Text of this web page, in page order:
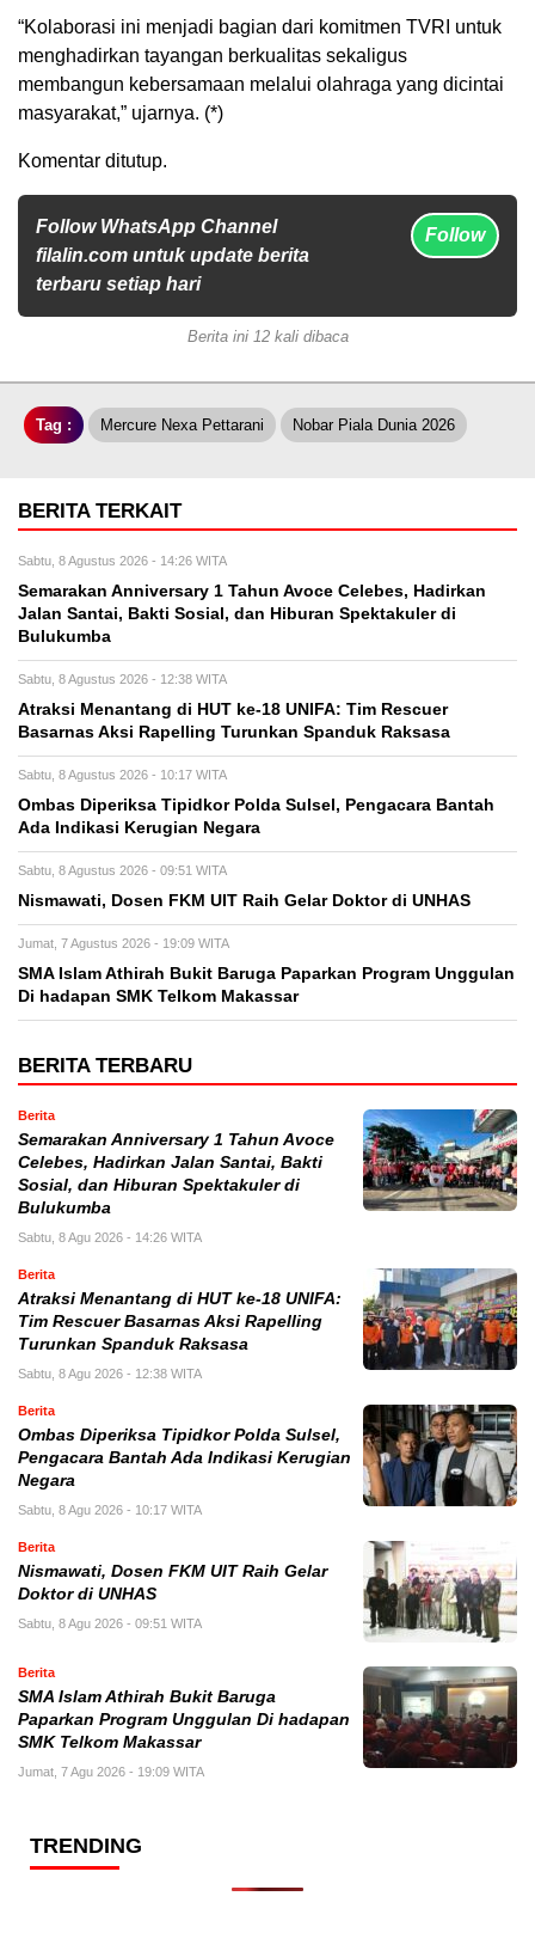
“Kolaborasi ini menjadi bagian dari komitmen TVRI untuk
menghadirkan tayangan berkualitas sekaligus
membangun kebersamaan melalui olahraga yang dicintai
masyarakat,” ujarnya. (*)
Komentar ditutup.
Follow WhatsApp Channel
filalin.com untuk update berita
terbaru setiap hari
Follow
Berita ini 12 kali dibaca
Tag : Mercure Nexa Pettarani Nobar Piala Dunia 2026
BERITA TERKAIT
Sabtu, 8 Agustus 2026 - 14:26 WITA
Semarakan Anniversary 1 Tahun Avoce Celebes, Hadirkan
Jalan Santai, Bakti Sosial, dan Hiburan Spektakuler di
Bulukumba
Sabtu, 8 Agustus 2026 - 12:38 WITA
Atraksi Menantang di HUT ke-18 UNIFA: Tim Rescuer
Basarnas Aksi Rapelling Turunkan Spanduk Raksasa
Sabtu, 8 Agustus 2026 - 10:17 WITA
Ombas Diperiksa Tipidkor Polda Sulsel, Pengacara Bantah
Ada Indikasi Kerugian Negara
Sabtu, 8 Agustus 2026 - 09:51 WITA
Nismawati, Dosen FKM UIT Raih Gelar Doktor di UNHAS
Jumat, 7 Agustus 2026 - 19:09 WITA
SMA Islam Athirah Bukit Baruga Paparkan Program Unggulan
Di hadapan SMK Telkom Makassar
BERITA TERBARU
Berita
Semarakan Anniversary 1 Tahun Avoce
Celebes, Hadirkan Jalan Santai, Bakti
Sosial, dan Hiburan Spektakuler di
Bulukumba
Sabtu, 8 Agu 2026 - 14:26 WITA
Berita
Atraksi Menantang di HUT ke-18 UNIFA:
Tim Rescuer Basarnas Aksi Rapelling
Turunkan Spanduk Raksasa
Sabtu, 8 Agu 2026 - 12:38 WITA
Berita
Ombas Diperiksa Tipidkor Polda Sulsel,
Pengacara Bantah Ada Indikasi Kerugian
Negara
Sabtu, 8 Agu 2026 - 10:17 WITA
Berita
Nismawati, Dosen FKM UIT Raih Gelar
Doktor di UNHAS
Sabtu, 8 Agu 2026 - 09:51 WITA
Berita
SMA Islam Athirah Bukit Baruga
Paparkan Program Unggulan Di hadapan
SMK Telkom Makassar
Jumat, 7 Agu 2026 - 19:09 WITA
TRENDING